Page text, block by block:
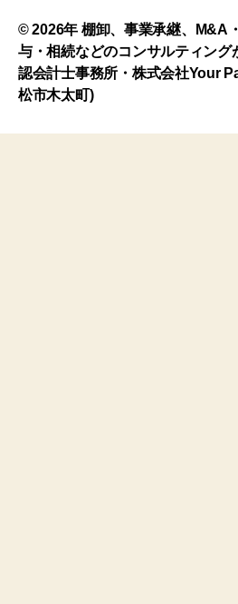
© 2026年 棚卸、事業承継、M&A
与・相続などのコンサルティング
認会計士事務所・株式会社Your
松市木太町)